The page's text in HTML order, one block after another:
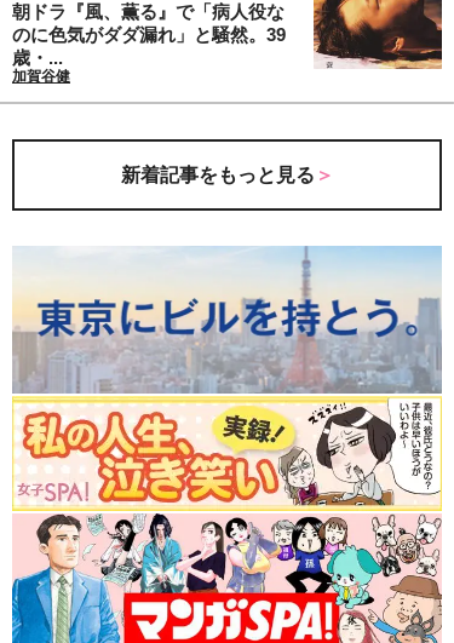
朝ドラ『風、薫る』で「病人役な
のに色気がダダ漏れ」と騒然。39
歳・...
加賀谷健
新着記事をもっと見る